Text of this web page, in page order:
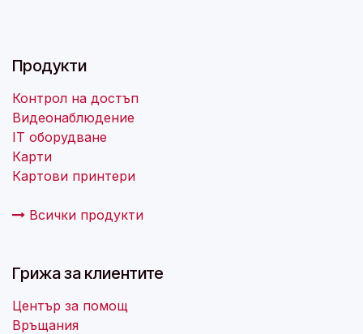
Продукти
Контрол на достъп
Видеонаблюдение
IT оборудване
Карти
Картови принтери
Всички продукти
Грижа за клиентите
Център за помощ
Връщания